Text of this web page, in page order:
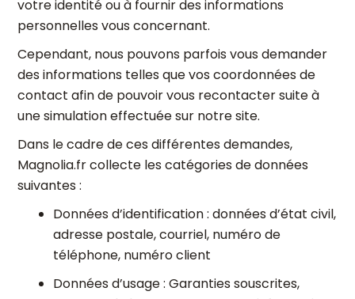
votre identité ou à fournir des informations
personnelles vous concernant.
Cependant, nous pouvons parfois vous demander
des informations telles que vos coordonnées de
contact afin de pouvoir vous recontacter suite à
une simulation effectuée sur notre site.
Dans le cadre de ces différentes demandes,
Magnolia.fr collecte les catégories de données
suivantes :
Données d’identification : données d’état civil,
adresse postale, courriel, numéro de
téléphone, numéro client
Données d’usage : Garanties souscrites,